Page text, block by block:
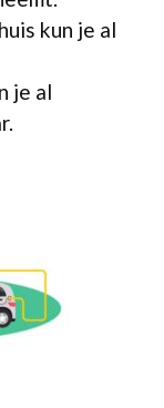
kun je al
je al